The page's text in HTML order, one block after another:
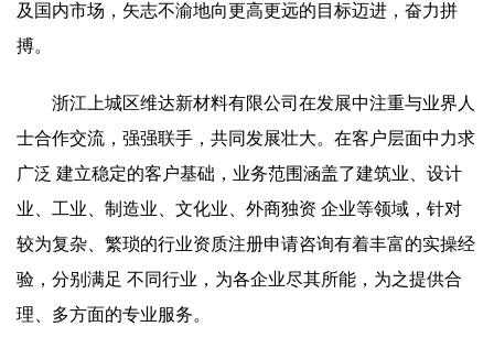
及国内市场，矢志不渝地向更高更远的目标迈进，奋力拼
搏。
浙江上城区维达新材料有限公司在发展中注重与业界人
士合作交流，强强联手，共同发展壮大。在客户层面中力求
广泛 建立稳定的客户基础，业务范围涵盖了建筑业、设计
业、工业、制造业、文化业、外商独资 企业等领域，针对
较为复杂、繁琐的行业资质注册申请咨询有着丰富的实操经
验，分别满足 不同行业，为各企业尽其所能，为之提供合
理、多方面的专业服务。